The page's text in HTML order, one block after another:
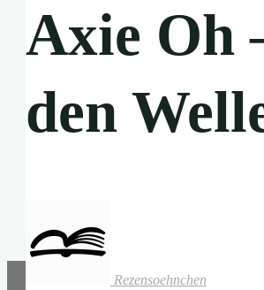
Axie Oh
den
Rezensoehnchen